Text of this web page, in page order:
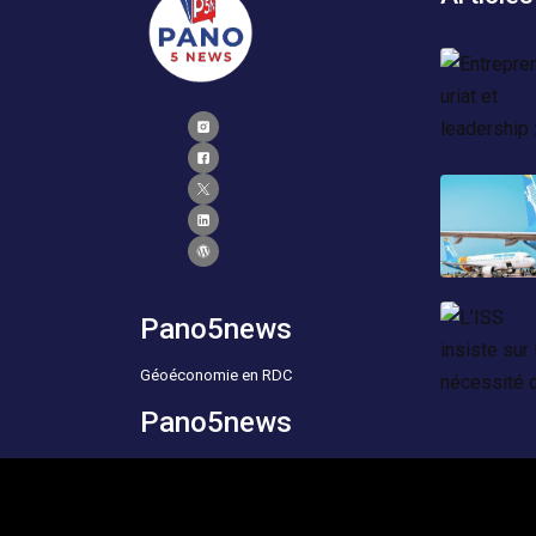
Pano5news
Géoéconomie en RDC
Pano5news